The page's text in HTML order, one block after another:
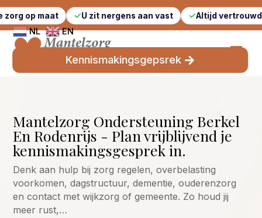
U zit nergens aan vast Altijd vertrouwde
NL EN
Kennismakingsgepsrek
Mantelzorg Ondersteuning Berkel
En Rodenrijs - Plan vrijblijvend je
kennismakingsgesprek in.
Denk aan hulp bij zorg regelen, overbelasting
voorkomen, dagstructuur, dementie, ouderenzorg
en contact met wijkzorg of gemeente. Zo houd jij
meer rust,…